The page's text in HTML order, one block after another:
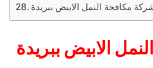
مكافحة النمل الابيض ببريدة
الابيض ببريدة